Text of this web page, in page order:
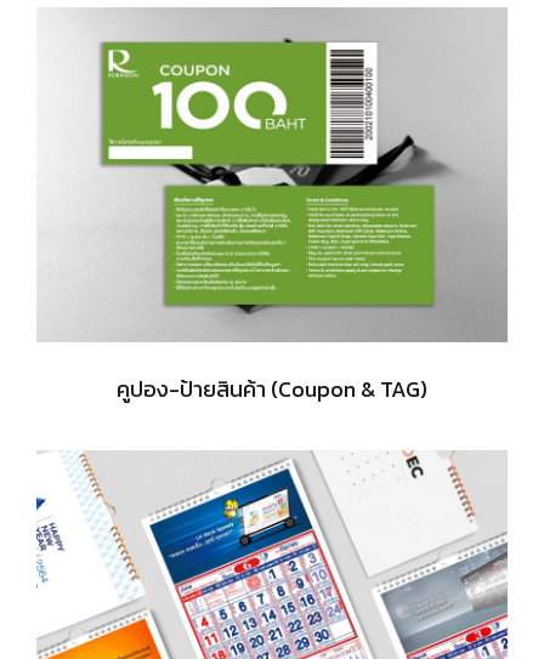
คูปอง-ป้ายสินค้า (Coupon & TAG)